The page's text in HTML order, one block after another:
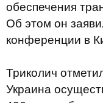
обеспечения
Об этом он
конференции в
Триколич
Украина